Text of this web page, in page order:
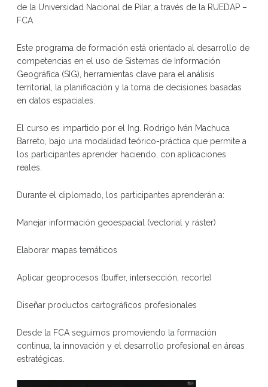
de la Universidad Nacional de Pilar, a través de la RUEDAP –
FCA
Este programa de formación está orientado al desarrollo de
competencias en el uso de Sistemas de Información
Geográfica (SIG), herramientas clave para el análisis
territorial, la planificación y la toma de decisiones basadas
en datos espaciales.
El curso es impartido por el Ing. Rodrigo Iván Machuca
Barreto, bajo una modalidad teórico-práctica que permite a
los participantes aprender haciendo, con aplicaciones
reales.
Durante el diplomado, los participantes aprenderán a:
Manejar información geoespacial (vectorial y ráster)
Elaborar mapas temáticos
Aplicar geoprocesos (buffer, intersección, recorte)
Diseñar productos cartográficos profesionales
Desde la FCA seguimos promoviendo la formación
continua, la innovación y el desarrollo profesional en áreas
estratégicas.